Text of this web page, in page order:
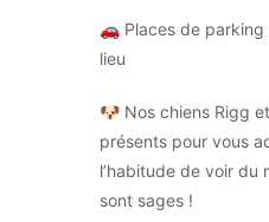
🚗 Places de
lieu
🐶 Nos chiens Rigg
présents pour vous
l’habitude de voir du
sont sages !